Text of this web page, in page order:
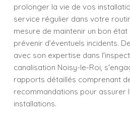
prolonger la vie de vos
service régulier dans votre
mesure de maintenir un bon
prévenir d’éventuels incidents.
avec son expertise dans
canalisation Noisy-le-Roi,
rapports détaillés comprenant
recommandations pour assurer
installations.